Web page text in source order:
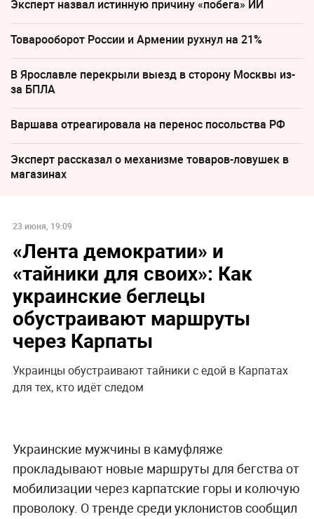
Эксперт назвал истинную причину «побега» ИИ
Товарооборот России и Армении рухнул на 21%
В Ярославле перекрыли выезд в сторону Москвы из-
за БПЛА
Варшава отреагировала на перенос посольства РФ
Эксперт рассказал о механизме товаров-ловушек в
магазинах
23 июня, 19:09
«Лента демократии» и
«тайники для своих»: Как
украинские беглецы
обустраивают маршруты
через Карпаты
Украинцы обустраивают тайники с едой в Карпатах
для тех, кто идёт следом
Украинские мужчины в камуфляже
прокладывают новые маршруты для бегства от
мобилизации через карпатские горы и колючую
проволоку. О тренде среди уклонистов сообщил